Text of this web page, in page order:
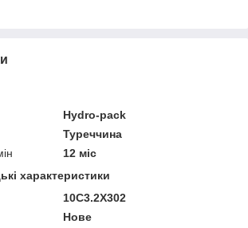
Hydro-pack
Туреччина
12 міс
характеристики
10С3.2X302
Нове